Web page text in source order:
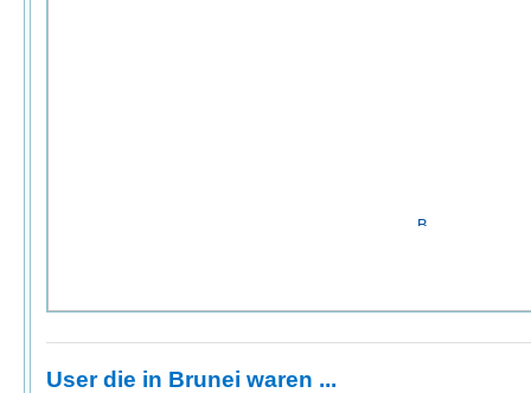
User die in Brunei waren ...